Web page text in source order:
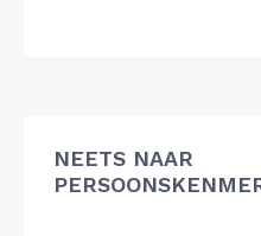
NEETS NAAR